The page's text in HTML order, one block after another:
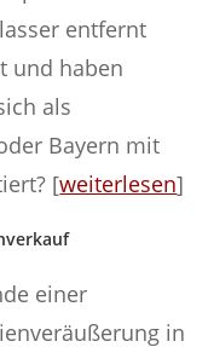
entfernt
und haben
als
Bayern mit
[weiterlesen]
einer
in